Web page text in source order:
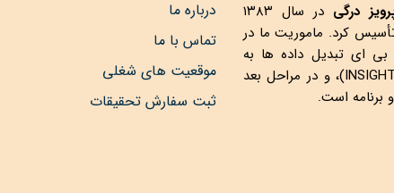
درگی
در سال ۱۳۸۳
تأسیس کرد. ماموریت ما در
بی ای تبدیل داده ها به
اطلاعات، و پس از آن بینش (INSIGHT)، و در مراحل بعد
و برنامه است.
درباره ما
تماس با ما
موقعیت های شغلی
ثبت سفارش تحقیقات